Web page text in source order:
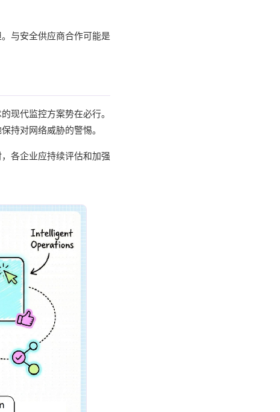
与安全供应商合作可能是
现代监控方案势在必行。
持对网络威胁的警惕。
各企业应持续评估和加强